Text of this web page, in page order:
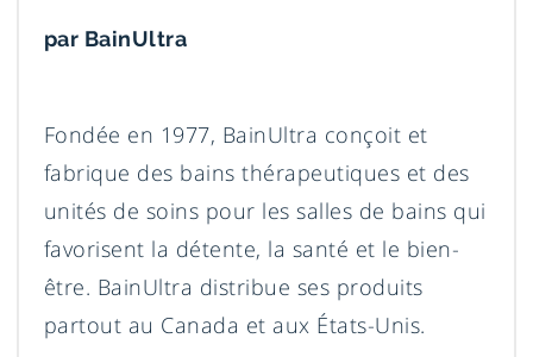
par BainUltra
Fondée en 1977, BainUltra conçoit et
fabrique des bains thérapeutiques et des
unités de soins pour les salles de bains qui
favorisent la détente, la santé et le bien-
être. BainUltra distribue ses produits
partout au Canada et aux États-Unis.